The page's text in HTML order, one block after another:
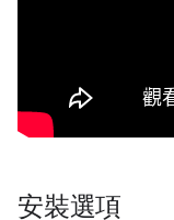
安裝選項